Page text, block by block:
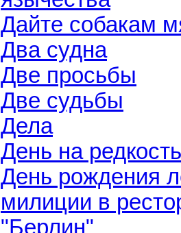
Дайте собакам
Два судна
Две просьбы
Две судьбы
Дела
День на редкость
День рождения
милиции в
"Берлин"